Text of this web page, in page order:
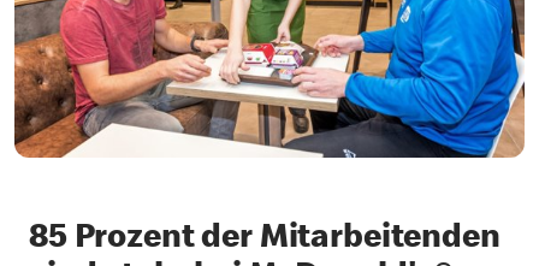
85 Prozent der Mitarbeitenden